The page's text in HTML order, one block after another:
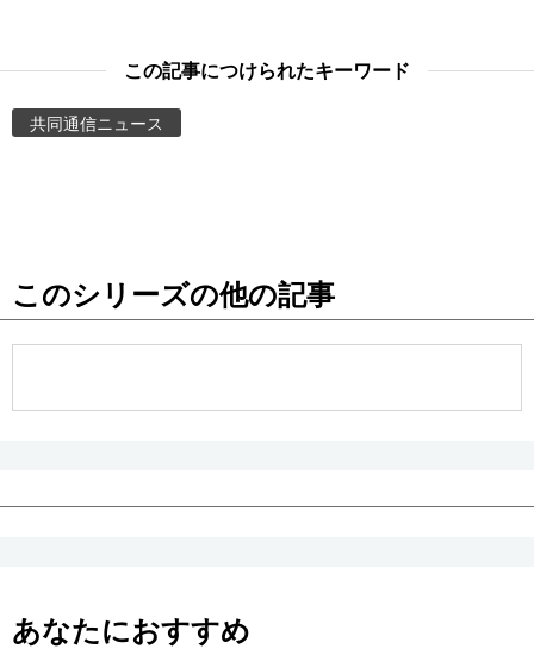
Images
People
公式SNS
この記事につけられたキーワード
共同通信ニュース
このシリーズの他の記事
あなたにおすすめ